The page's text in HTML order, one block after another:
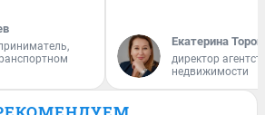
Екатерина
директор
недвижимости